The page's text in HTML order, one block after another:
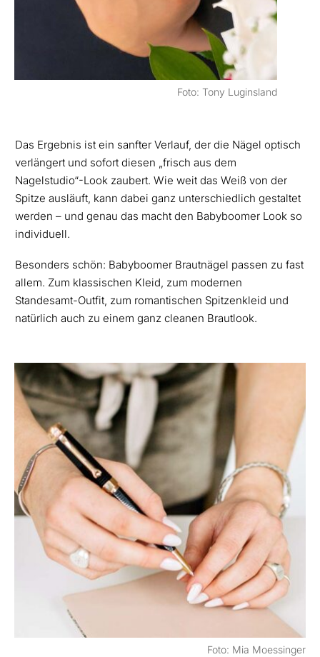
Foto: Tony Luginsland
Das Ergebnis ist ein sanfter Verlauf, der die Nägel optisch
verlängert und sofort diesen „frisch aus dem
Nagelstudio“-Look zaubert. Wie weit das Weiß von der
Spitze ausläuft, kann dabei ganz unterschiedlich gestaltet
werden – und genau das macht den Babyboomer Look so
individuell.
Besonders schön: Babyboomer Brautnägel passen zu fast
allem. Zum klassischen Kleid, zum modernen
Standesamt-Outfit, zum romantischen Spitzenkleid und
natürlich auch zu einem ganz cleanen Brautlook.
Foto: Mia Moessinger